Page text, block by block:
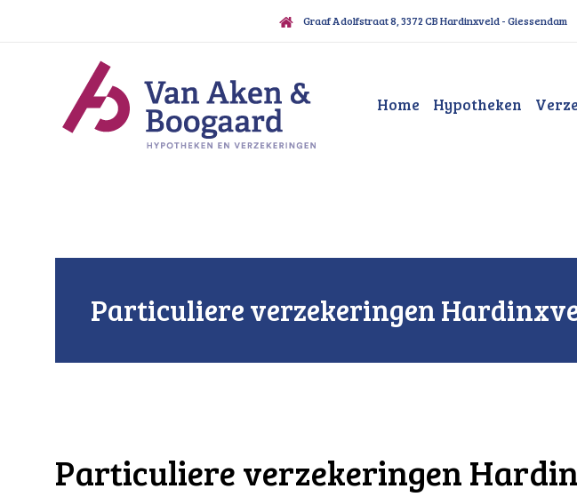
Graaf Adolfstraat 8, 3372 CB Hardinxveld - Giessendam
Home Hypotheken
Particuliere verzekeringen
Particuliere verzekeringen